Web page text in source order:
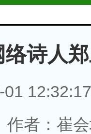
络诗人
01
作者：崔